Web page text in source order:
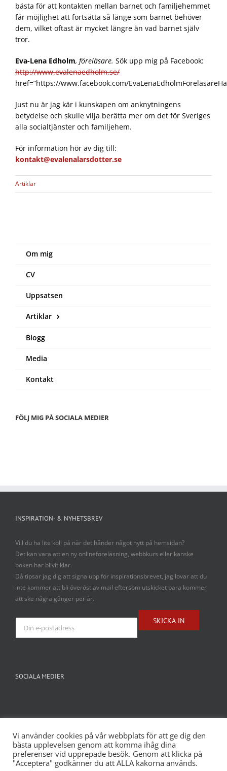
bästa för att kontakten mellan barnet och familjehemmet
får möjlighet att fortsätta så länge som barnet behöver
dem, vilket oftast är mycket längre än vad barnet själv
tror.
Eva-Lena Edholm, föreläsare. Sök upp mig på Facebook:
http://www.evalenaedholm.se/
href=”https://www.facebook.com/
Just nu är jag kär i kunskapen om anknytningens
betydelse och skulle vilja berätta mer om det för Sveriges
alla socialtjänster och familjehem.
För information hör av dig till:
kontakt@evalenalarsdotter.se
Artiklar
Om mig
CV
Uppsatsen
Artiklar
Blogg
Media
Kontakt
FÖLJ MIG PÅ SOCIALA MEDIER
INSPIRATION- & NYHETSBREV
Vill du ha lite koll på när det händer något nytt på hemsidan?
Det kan vara att en ny onlineföreläsning, webbkurs eller kanske
boken har blivit klar.
Då tipsar jag dig att signa upp för inspirationsbrevet, jag lovar att du
inte kommer att bli överöst av mail eftersom utskicket bara kommer
att ske några gånger per år.
SOCIALA MEDIER
Skapad avWebbyrån WEBBAB
Vi använder cookies på vår webbplats för att ge dig den
bästa upplevelsen genom att komma ihåg dina
preferenser vid upprepade besök. Genom att klicka på
"Acceptera" godkänner du att ALLA kakorna används.